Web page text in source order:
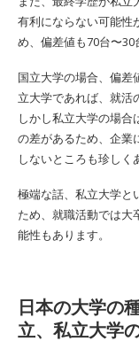
有利にならない可能性
め、偏差値も70台〜30
国立大学の場合、偏差
立大学であれば、就活
しかし私立大学の場
の差があるため、企業
しないところも珍しく
極端な話、私立大学と
ため、就職活動では大
能性もあります。
日本の大学の
立、私立大学